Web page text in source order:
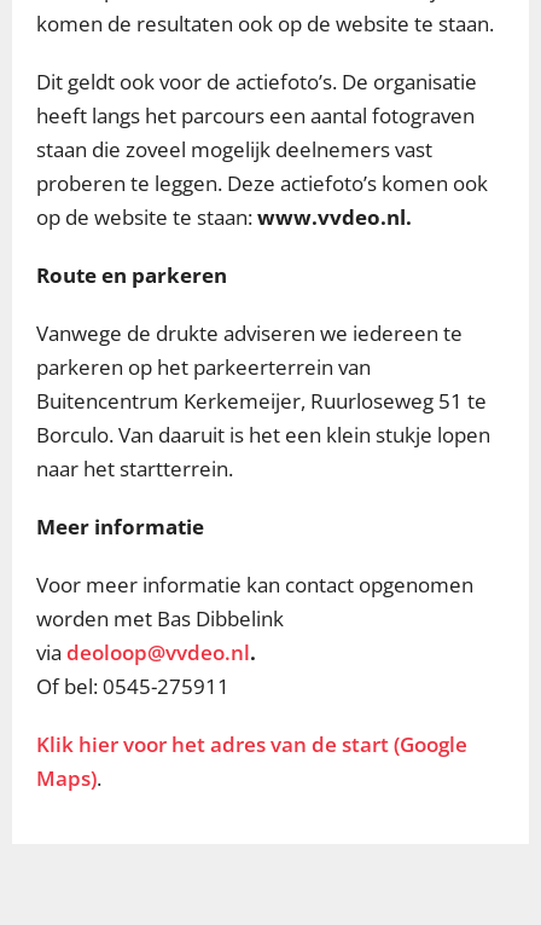
komen de resultaten ook op de website te staan.
Dit geldt ook voor de actiefoto’s. De organisatie
heeft langs het parcours een aantal fotograven
staan die zoveel mogelijk deelnemers vast
proberen te leggen. Deze actiefoto’s komen ook
op de website te staan:www.vvdeo.nl.
Route en parkeren
Vanwege de drukte adviseren we iedereen te
parkeren op het parkeerterrein van
Buitencentrum Kerkemeijer, Ruurloseweg 51 te
Borculo. Van daaruit is het een klein stukje lopen
naar het startterrein.
Meer informatie
Voor meer informatie kan contact opgenomen
worden met Bas Dibbelink
via deoloop@vvdeo.nl.
Of bel: 0545-275911
Klik hier voor het adres van de start (Google
Maps).